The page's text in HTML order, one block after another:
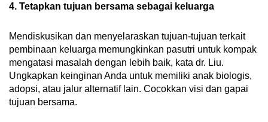
4. Tetapkan tujuan bersama sebagai keluarga
Mendiskusikan dan menyelaraskan tujuan-tujuan terkait
pembinaan keluarga memungkinkan pasutri untuk kompak
mengatasi masalah dengan lebih baik, kata dr. Liu.
Ungkapkan keinginan Anda untuk memiliki anak biologis,
adopsi, atau jalur alternatif lain. Cocokkan visi dan gapai
tujuan bersama.